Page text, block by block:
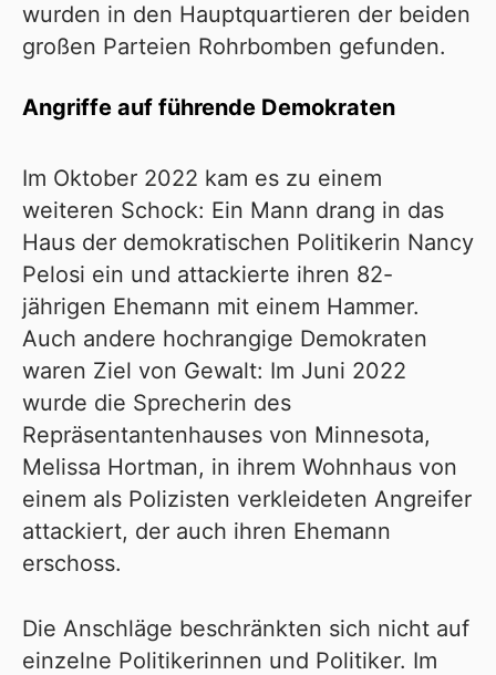
wurden in den Hauptquartieren der beiden
großen Parteien Rohrbomben gefunden.
Angriffe auf führende Demokraten
Im Oktober 2022 kam es zu einem
weiteren Schock: Ein Mann drang in das
Haus der demokratischen Politikerin Nancy
Pelosi ein und attackierte ihren 82-
jährigen Ehemann mit einem Hammer.
Auch andere hochrangige Demokraten
waren Ziel von Gewalt: Im Juni 2022
wurde die Sprecherin des
Repräsentantenhauses von Minnesota,
Melissa Hortman, in ihrem Wohnhaus von
einem als Polizisten verkleideten Angreifer
attackiert, der auch ihren Ehemann
erschoss.
Die Anschläge beschränkten sich nicht auf
einzelne Politikerinnen und Politiker. Im